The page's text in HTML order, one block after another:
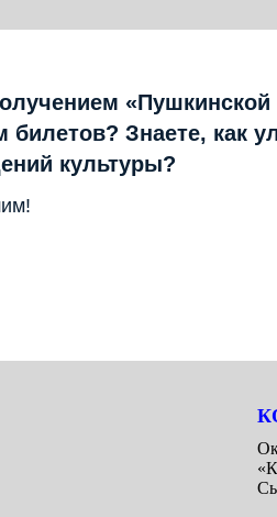
«Пушкинской
билетов? Знаете, как
культуры?